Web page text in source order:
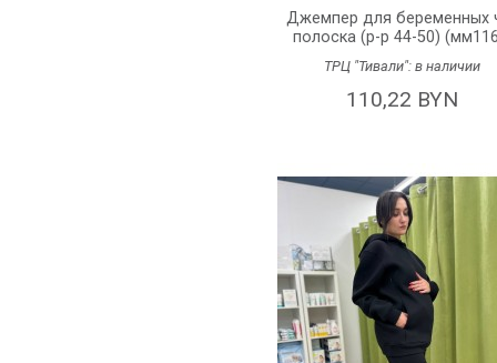
Джемпер для беременных
полоска (р-р 44-50)
ТРЦ "Тивали":в наличии
110,22 BYN